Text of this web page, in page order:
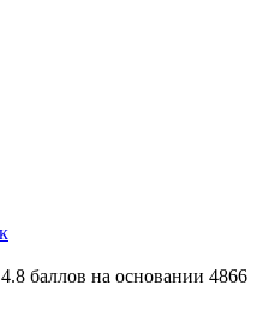
4.8 баллов на основании 4866